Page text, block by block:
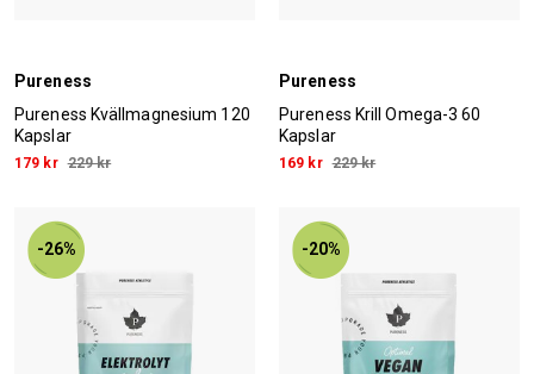
Pureness
Pureness Kvällmagnesium 120
Kapslar
179 kr 229 kr
Pureness
Pureness Krill Omega-3 60
Kapslar
169 kr 229 kr
-26% -20%